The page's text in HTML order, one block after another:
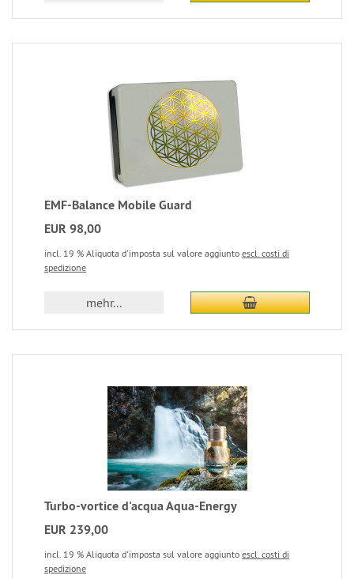
EMF-Balance Mobile Guard
EUR 98,00
incl. 19 % Aliquota d'imposta sul valore aggiunto escl. costi di
spedizione
mehr...
Turbo-vortice d'acqua Aqua-Energy
EUR 239,00
incl. 19 % Aliquota d'imposta sul valore aggiunto escl. costi di
spedizione